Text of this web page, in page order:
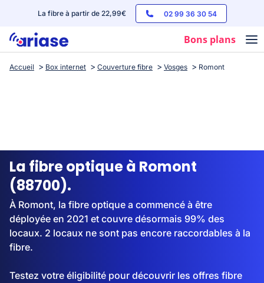
La fibre à partir de 22,99€ 02 99 36 30 54
Bons plans
Box internet
Streaming
Accueil Box internet Couverture fibre Vosges Romont
La fibre optique à Romont
(88700).
À Romont, la fibre optique a commencé à être
déployée en 2021 et couvre désormais 99% des
locaux. 2 locaux ne sont pas encore raccordables à la
fibre.
Testez votre éligibilité pour découvrir les offres fibre